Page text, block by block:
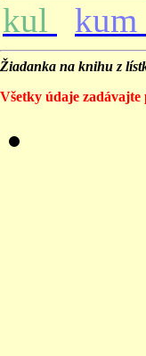
kul
kum
Žiadanka na knihu z
Všetky údaje